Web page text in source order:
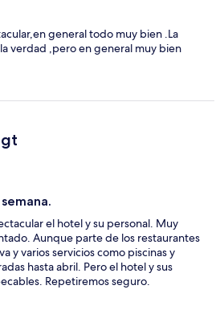
general todo muy bien .La
verdad ,pero en general muy bien
el hotel y su personal. Muy
Aunque parte de los restaurantes
y varios servicios como piscinas y
hasta abril. Pero el hotel y sus
Repetiremos seguro.